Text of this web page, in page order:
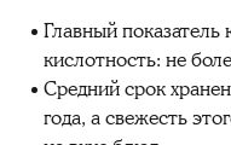
Главный
кислотность: не
Средний срок
года, а свежесть